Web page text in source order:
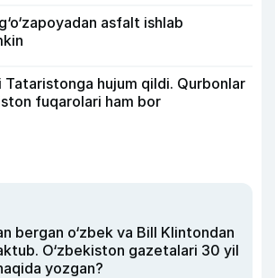
asfalt ishlab
Tataristonga hujum qildi. Qurbonlar
fuqarolari ham bor
bergan o‘zbek va Bill Klintondan
O‘zbekiston gazetalari 30 yil
yozgan?